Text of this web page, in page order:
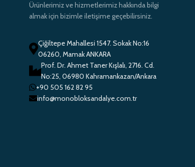
Çiğiltepe Mahallesi 1547. Sokak No:16
06260, Mamak ANKARA
Prof. Dr. Ahmet Taner Kışlalı, 2716. Cd.
No:25, 06980 Kahramankazan/Ankara
+90 505 162 82 95
Ürünlerimiz ve hizmetlerimiz hakkında bilgi
almak için bizimle iletişime geçebilirsiniz.
info@monobloksandalye.com.tr